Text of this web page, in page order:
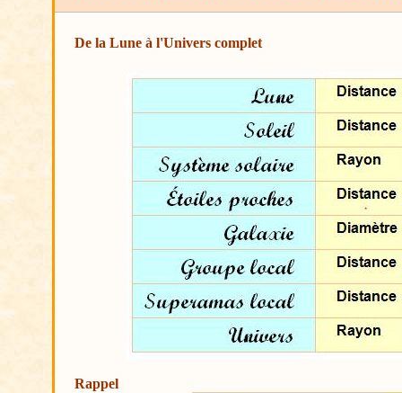
De la Lune à l'Univers complet
Rappel